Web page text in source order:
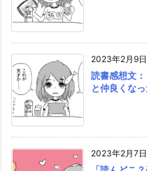
2023年2月9日
読書感想文
と仲良くな
2023年2月7日